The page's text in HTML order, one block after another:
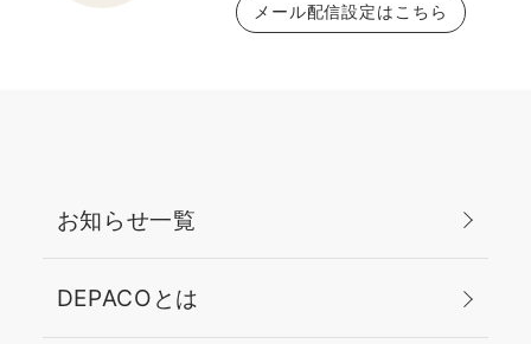
メール配信設定はこちら
お知らせ一覧
DEPACOとは